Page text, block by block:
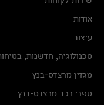
אודות
עיצוב
טכנולוגיה, חדשנות,
מגזין מרצדס-בנץ
ספרי רכב מרצדס-בנץ